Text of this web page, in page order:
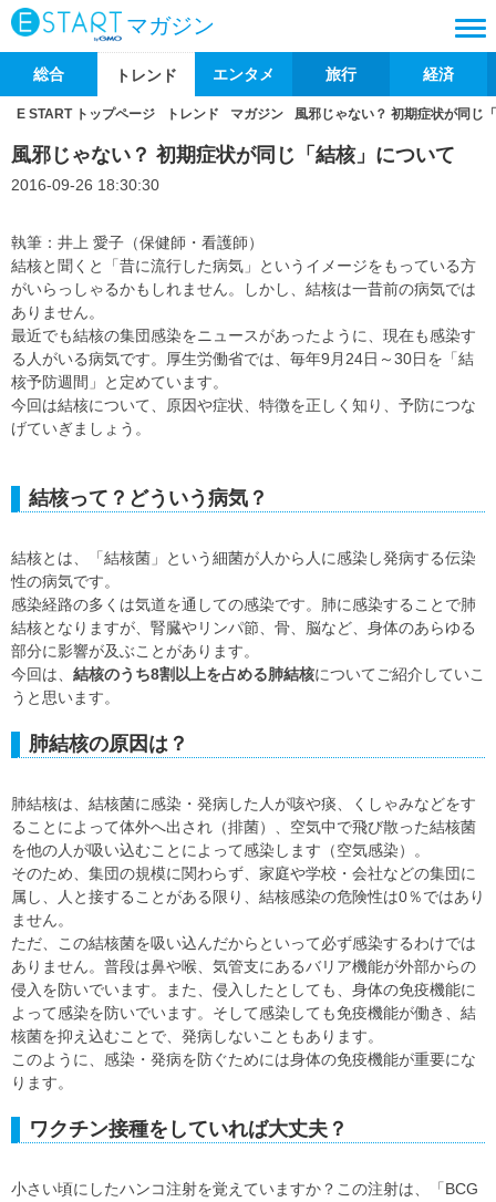
マガジン
総合 トレンド エンタメ 旅行 経済
E START トップページ トレンド マガジン 風邪じゃない？ 初期症状が同じ
風邪じゃない？ 初期症状が同じ「結核」について
2016-09-26 18:30:30
執筆：井上 愛子（保健師・看護師）
結核と聞くと「昔に流行した病気」というイメージをもっている方
がいらっしゃるかもしれません。しかし、結核は一昔前の病気では
ありません。
最近でも結核の集団感染をニュースがあったように、現在も感染す
る人がいる病気です。厚生労働省では、毎年9月24日～30日を「結
核予防週間」と定めています。
今回は結核について、原因や症状、特徴を正しく知り、予防につな
げていぎましょう。
結核って？どういう病気？
結核とは、「結核菌」という細菌が人から人に感染し発病する伝染
性の病気です。
感染経路の多くは気道を通しての感染です。肺に感染することで肺
結核となりますが、腎臓やリンパ節、骨、脳など、身体のあらゆる
部分に影響が及ぶことがあります。
今回は、 結核のうち8割以上を占める肺結核についてご紹介していこ
うと思います。
肺結核の原因は？
肺結核は、結核菌に感染・発病した人が咳や痰、くしゃみなどをす
ることによって体外へ出され（排菌）、空気中で飛び散った結核菌
を他の人が吸い込むことによって感染します（空気感染）。
そのため、集団の規模に関わらず、家庭や学校・会社などの集団に
属し、人と接することがある限り、結核感染の危険性は0％ではあり
ません。
ただ、この結核菌を吸い込んだからといって必ず感染するわけでは
ありません。普段は鼻や喉、気管支にあるバリア機能が外部からの
侵入を防いでいます。また、侵入したとしても、身体の免疫機能に
よって感染を防いでいます。そして感染しても免疫機能が働き、結
核菌を抑え込むことで、発病しないこともあります。
このように、感染・発病を防ぐためには身体の免疫機能が重要にな
ります。
ワクチン接種をしていれば大丈夫？
小さい頃にしたハンコ注射を覚えていますか？この注射は、「BCG